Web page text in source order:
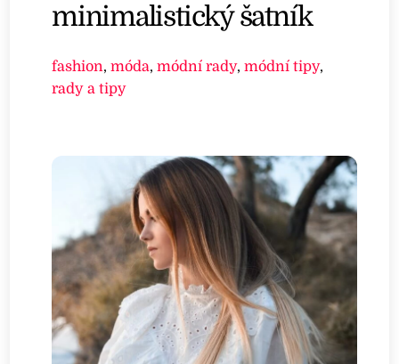
minimalistický šatník
fashion,móda,módní rady,módní tipy,
rady a tipy